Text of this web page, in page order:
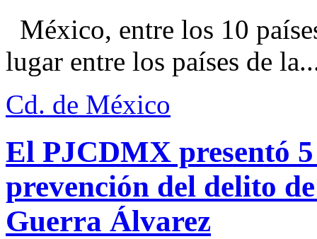
México, entre los 10
lugar entre los países de
Cd. de México
El PJCDMX presentó
prevención del delito
Guerra Álvarez